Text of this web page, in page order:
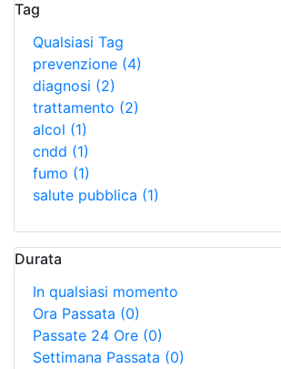
Tag
Qualsiasi Tag
prevenzione (4)
diagnosi (2)
trattamento (2)
alcol (1)
cndd (1)
fumo (1)
salute pubblica (1)
Durata
In qualsiasi momento
Ora Passata (0)
Passate 24 Ore (0)
Settimana Passata (0)